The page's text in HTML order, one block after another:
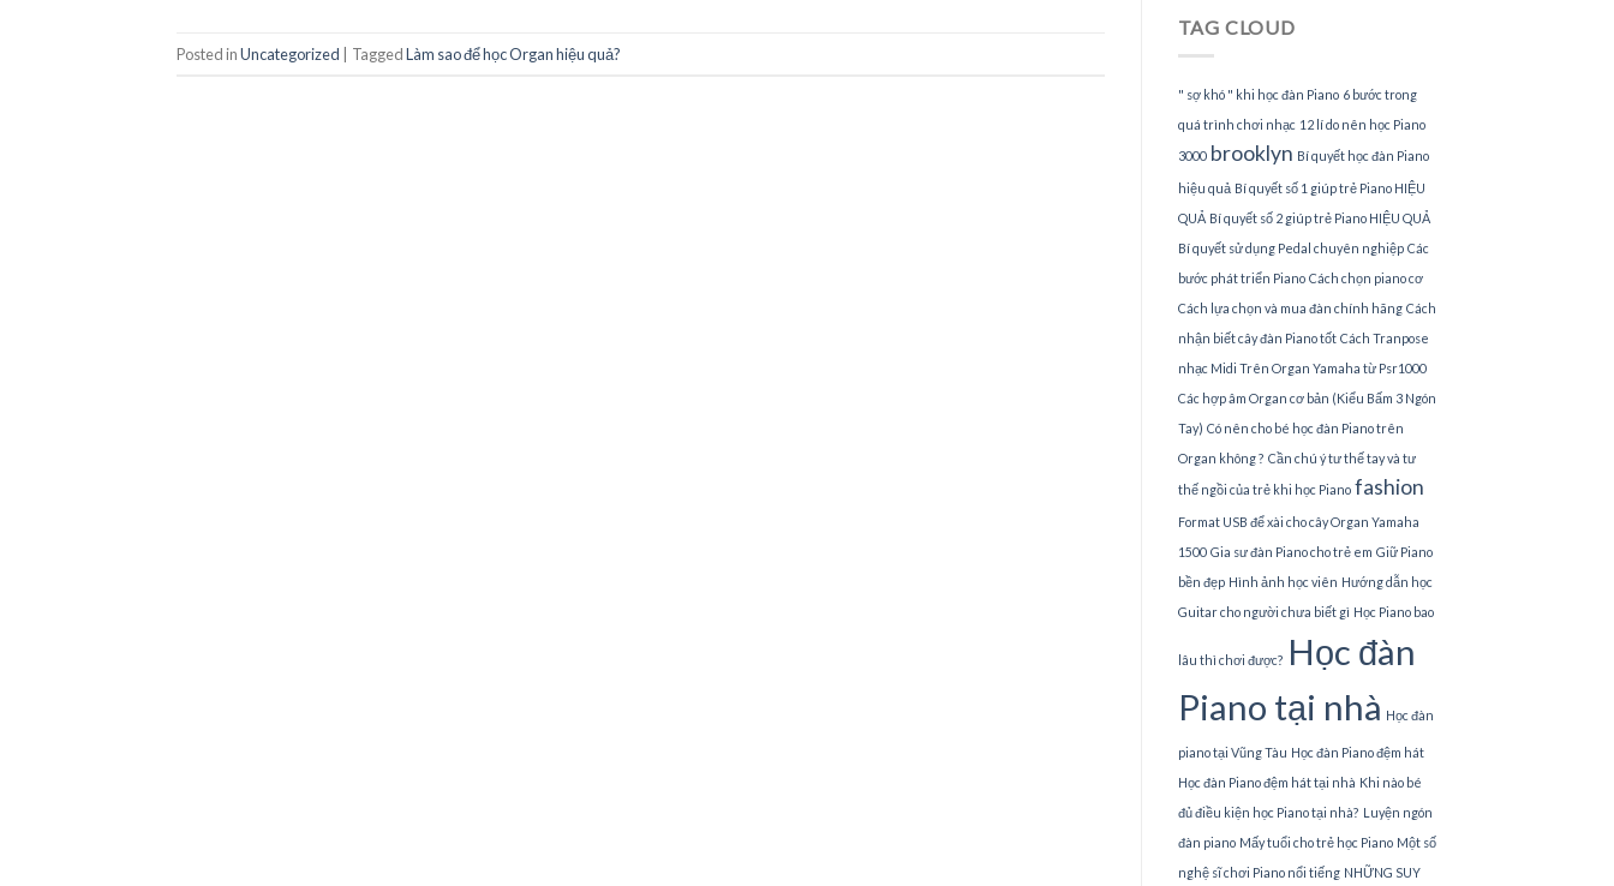
Posted inUncategorized | TaggedLàm sao để học Organ hiệu quả?
TAG CLOUD
" sợ khó " khi học đàn Piano 6 bước trong
quá trình chơi nhạc 12 lí do nên học Piano
3000 brooklyn Bí quyết học đàn Piano
hiệu quả Bí quyết số 1 giúp trẻ Piano HIỆU
QUẢ Bí quyết số 2 giúp trẻ Piano HIỆU QUẢ
Bí quyết sử dụng Pedal chuyên nghiệp Các
bước phát triển Piano Cách chọn piano cơ
Cách lựa chọn và mua đàn chính hãng Cách
nhận biết cây đàn Piano tốt Cách Tranpose
nhạc Midi Trên Organ Yamaha từ Psr1000
Các hợp âm Organ cơ bản (Kiểu Bấm 3 Ngón
Tay) Có nên cho bé học đàn Piano trên
Organ không ? Cần chú ý tư thế tay và tư
thế ngồi của trẻ khi học Piano fashion
Format USB để xài cho cây Organ Yamaha
1500 Gia sư đàn Piano cho trẻ em Giữ Piano
bền đẹp Hình ảnh học viên Hướng dẫn học
Guitar cho người chưa biết gì Học Piano bao
lâu thì chơi được? Học đàn
Piano tại nhà Học đàn
piano tại Vũng Tàu Học đàn Piano đệm hát
Học đàn Piano đệm hát tại nhà Khi nào bé
đủ điều kiện học Piano tại nhà? Luyện ngón
đàn piano Mấy tuổi cho trẻ học Piano Một số
nghệ sĩ chơi Piano nổi tiếng NHỮNG SUY